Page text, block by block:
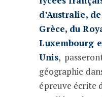
d’Australie,
Grèce, du
Luxembourg
Unis,
géographie
épreuve écrite